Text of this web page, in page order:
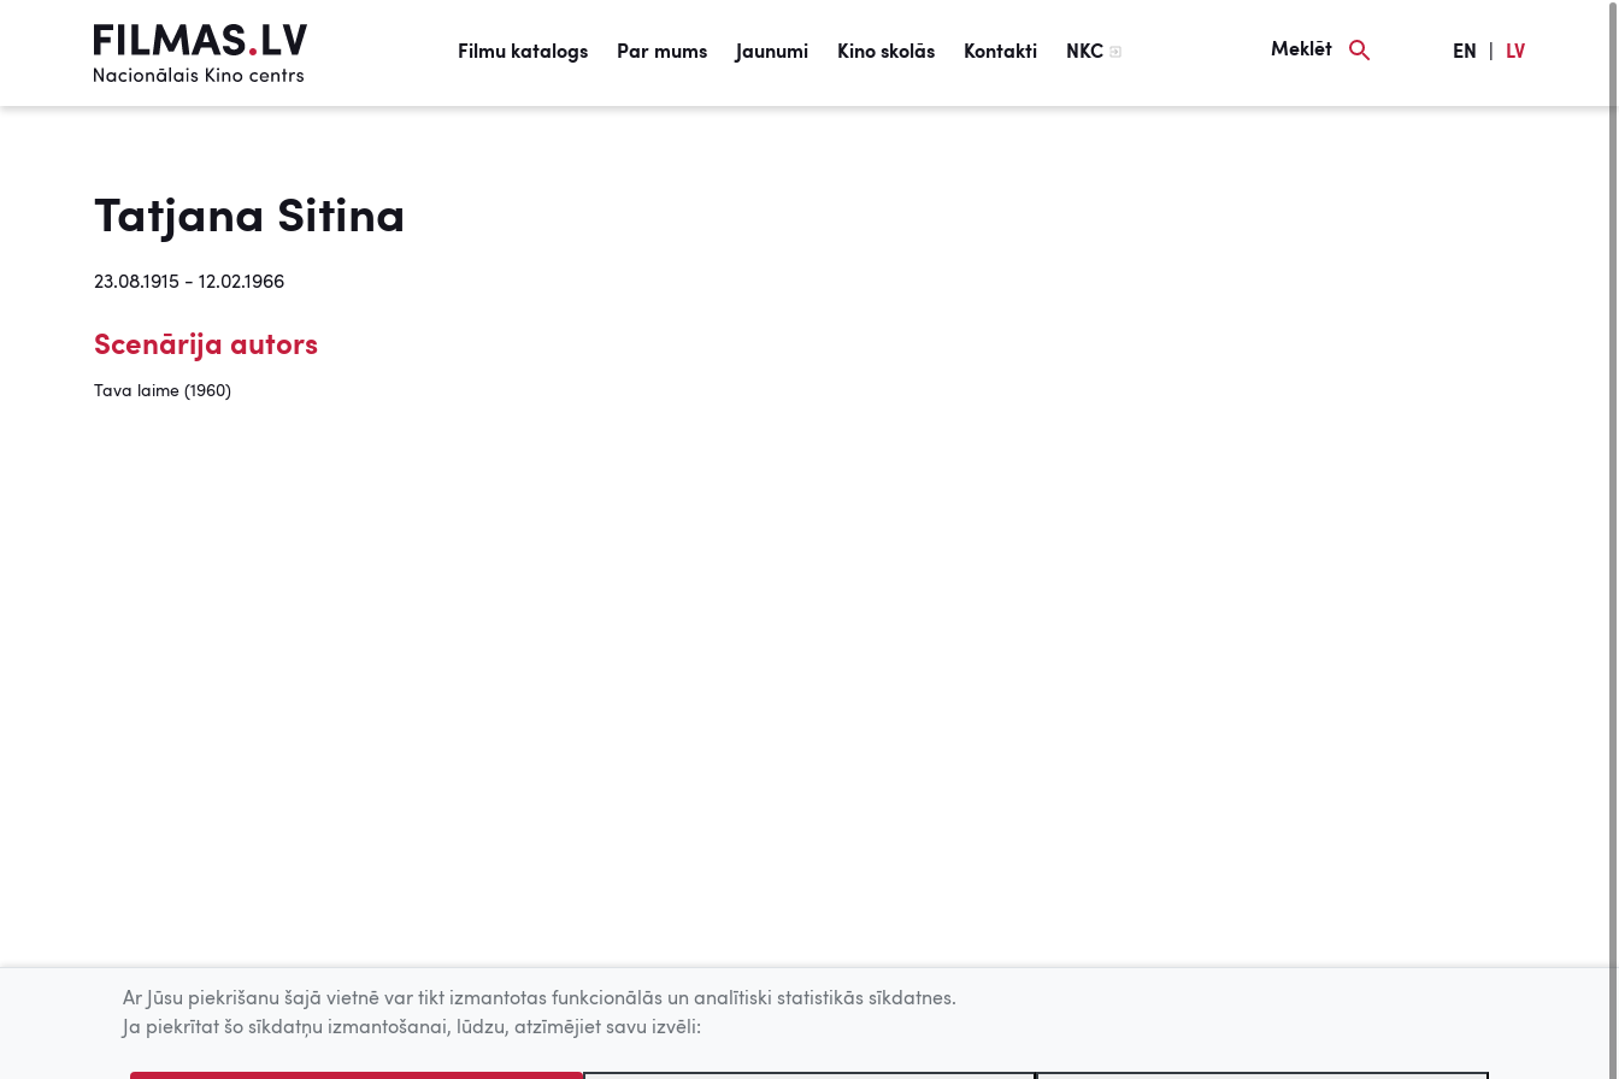
Filmu katalogs Par mums Jaunumi Kino skolās Kontakti NKC Meklēt EN LV
Tatjana Sitina
23.08.1915 - 12.02.1966
Scenārija autors
Tava laime (1960)
Ar Jūsu piekrišanu šajā vietnē var tikt izmantotas funkcionālās un analītiski statistikās sīkdatnes.
Ja piekrītat šo sīkdatņu izmantošanai, lūdzu, atzīmējiet savu izvēli: